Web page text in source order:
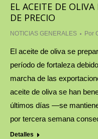
EL ACEITE DE
DE PRECIO
NOTICIAS GENERALES Por
El aceite de oliva se
período de fortaleza
marcha de las
aceite de oliva se han
últimos días —se
por tercera semana
Detalles